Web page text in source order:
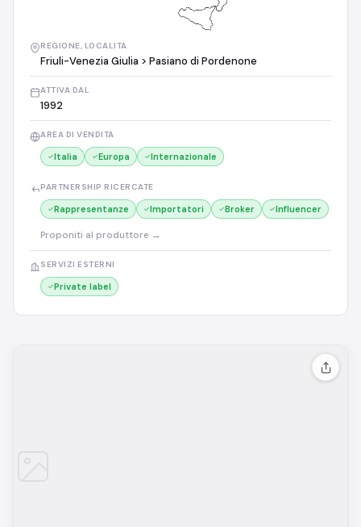
REGIONE, LOCALITA
Friuli-Venezia Giulia > Pasiano di Pordenone
ATTIVA DAL
1992
AREA DI VENDITA
Italia Europa Internazionale
PARTNERSHIP RICERCATE
Rappresentanze Importatori Broker Influencer
Proponiti al produttore →
SERVIZI ESTERNI
Private label